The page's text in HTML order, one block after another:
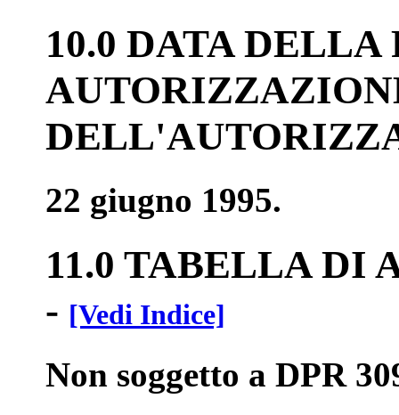
10.0 DATA DELLA
22 giugno 1995.
11.0 TABELLA DI
- [Vedi Indice]
Non soggetto a DPR